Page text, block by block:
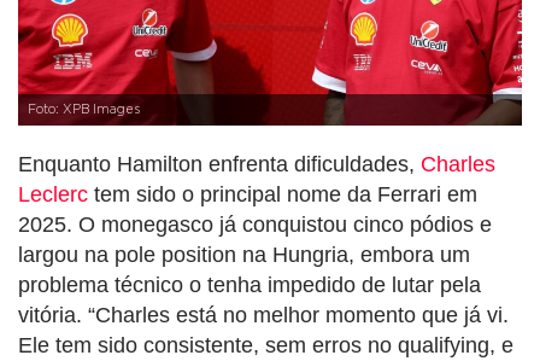
Foto: XPB Images
Enquanto Hamilton enfrenta dificuldades, Charles
Leclerc tem sido o principal nome da Ferrari em
2025. O monegasco já conquistou cinco pódios e
largou na pole position na Hungria, embora um
problema técnico o tenha impedido de lutar pela
vitória. “Charles está no melhor momento que já vi.
Ele tem sido consistente, sem erros no qualifying, e